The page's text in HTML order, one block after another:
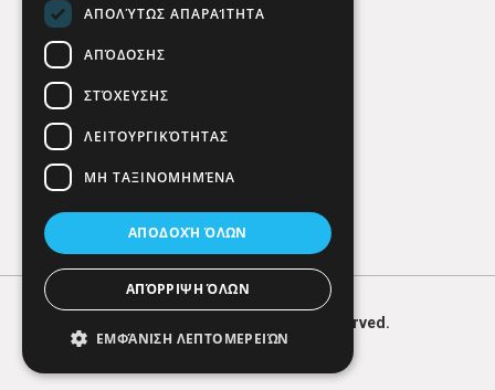
Social Media
HERE. All Rights Reserved.
ΑΠΟΛΎΤΩΣ ΑΠΑΡΑΊΤΗΤΑ
ΑΠΌΔΟΣΗΣ
ΣΤΌΧΕΥΣΗΣ
ΛΕΙΤΟΥΡΓΙΚΌΤΗΤΑΣ
ΜΗ ΤΑΞΙΝΟΜΗΜΈΝΑ
ΑΠΟΔΟΧΉ ΌΛΩΝ
ΑΠΌΡΡΙΨΗ ΌΛΩΝ
ΕΜΦΆΝΙΣΗ ΛΕΠΤΟΜΕΡΕΙΏΝ